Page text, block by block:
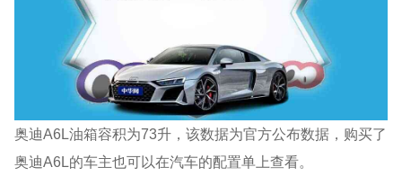
奥迪A6L油箱容积为73升，该数据为官方公布数据，购买了
奥迪A6L的车主也可以在汽车的配置单上查看。